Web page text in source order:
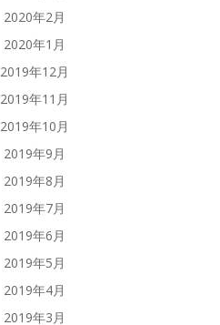
2020年2月
2020年1月
2019年12月
2019年11月
2019年10月
2019年9月
2019年8月
2019年7月
2019年6月
2019年5月
2019年4月
2019年3月